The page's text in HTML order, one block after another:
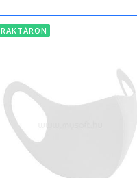
RAKTÁRON